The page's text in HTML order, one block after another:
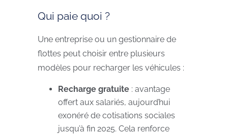
Qui paie quoi ?
Une entreprise ou un gestionnaire de
flottes peut choisir entre plusieurs
modèles pour recharger les véhicules :
Recharge gratuite : avantage
offert aux salariés, aujourd’hui
exonéré de cotisations sociales
jusqu’à fin 2025. Cela renforce